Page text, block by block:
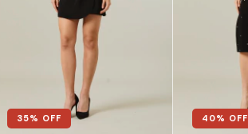
35% OFF 40% OFF